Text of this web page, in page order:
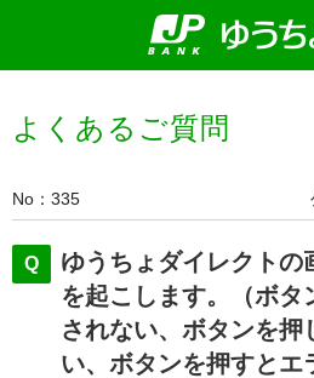
よくあるご質問
No 335
ゆうちょダイレクトの
を起こします。（ボタ
されない、ボタンを押
い、ボタンを押すとエ